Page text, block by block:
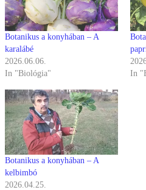
Botanikus a konyhában – A
karalábé
2026.06.06.
In "Biológia"
In
Botanikus a konyhában – A
kelbimbó
2026.04.25.